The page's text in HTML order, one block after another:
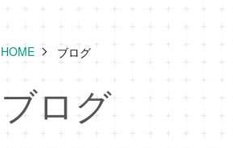
HOME ブログ
ブログ